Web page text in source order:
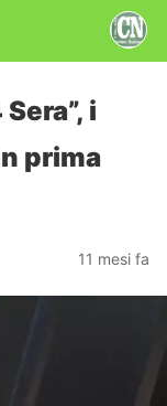
i
prima
11 mesi fa